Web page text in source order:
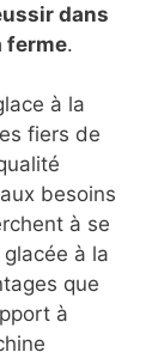
dans
ferme.
à la
fiers de
besoins
à se
à la
que
à